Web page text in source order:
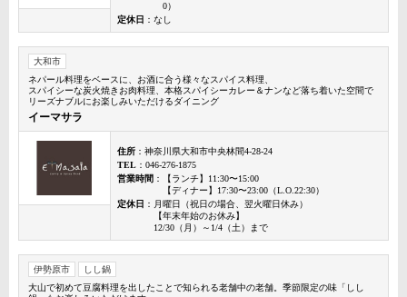
0）
定休日 ：なし
大和市
ネパール料理をベースに、お酒に合う様々なスパイス料理、
スパイシーな炭火焼きお肉料理、本格スパイシーカレー＆ナンなど落ち着いた空間で
リーズナブルにお楽しみいただけるダイニング
イーマサラ
住所 ：神奈川県大和市中央林間4-28-24
TEL ：046-276-1875
営業時間 ：【ランチ】11:30〜15:00
【ディナー】17:30〜23:00（L.O.22:30）
定休日 ：月曜日（祝日の場合、翌火曜日休み）
【年末年始のお休み】
12/30（月）～1/4（土）まで
伊勢原市
しし鍋
大山で初めて豆腐料理を出したことで知られる老舗中の老舗。季節限定の味「しし